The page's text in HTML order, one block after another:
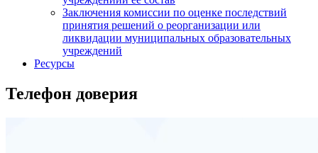
Заключения комиссии по оценке последствий
принятия решений о реорганизации или
ликвидации муниципальных образовательных
учреждений
Ресурсы
Телефон доверия